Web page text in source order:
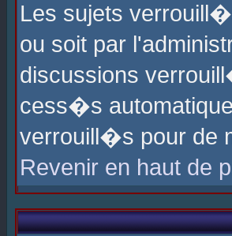
Les sujets
ou soit par
discussions
cess�s
verrouill�s pour de
Revenir en haut de